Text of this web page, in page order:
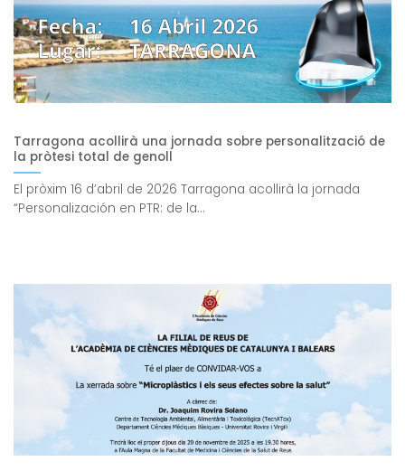
Tarragona acollirà una jornada sobre personalització de
la pròtesi total de genoll
El pròxim 16 d’abril de 2026 Tarragona acollirà la jornada
“Personalización en PTR: de la...